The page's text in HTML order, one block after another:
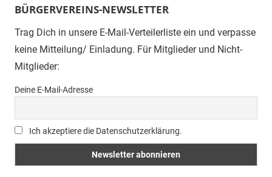
BÜRGERVEREINS-NEWSLETTER
Trag Dich in unsere E-Mail-Verteilerliste ein und verpasse
keine Mitteilung/ Einladung. Für Mitglieder und Nicht-
Mitglieder:
Deine E-Mail-Adresse
Ich akzeptiere die Datenschutzerklärung.